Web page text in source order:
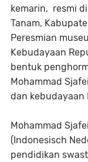
kemarin, resmi
Tanam,
Peresmian
Kebudayaan
bentuk
Mohammad
dan kebudayaan
Mohammad
(Indonesisch
pendidikan